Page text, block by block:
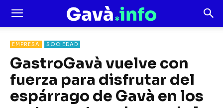
EMPRESA SOCIEDAD
GastroGavà vuelve con
fuerza para disfrutar del
espárrago de Gavà en los